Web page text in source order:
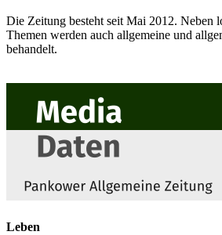
Die Zeitung besteht seit Mai 2012. Neben
Themen werden auch allgemeine und
behandelt.
Leben